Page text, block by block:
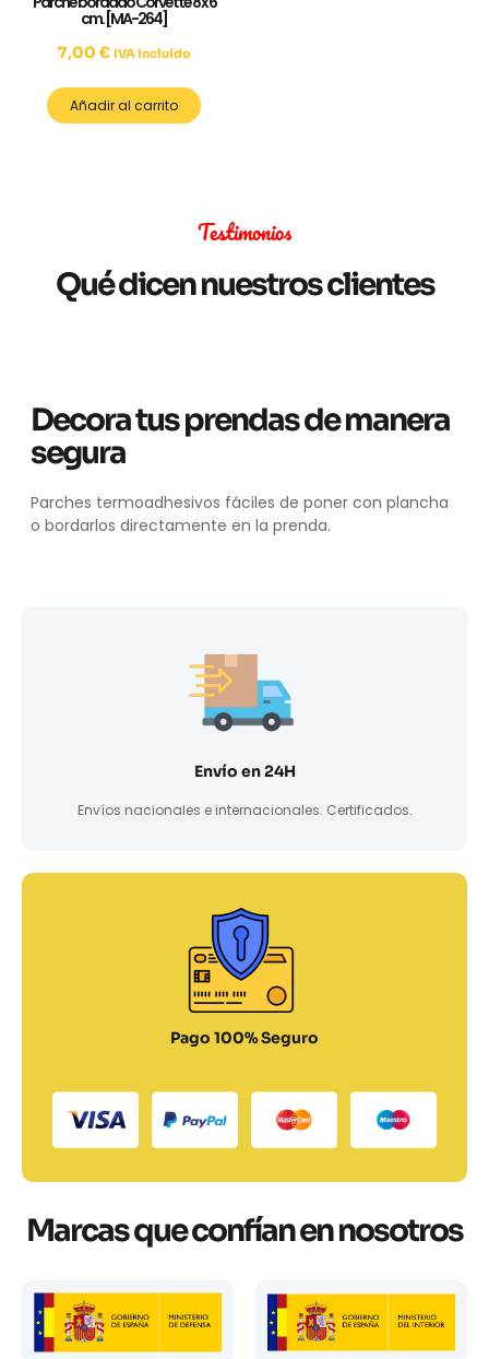
cm. [MA-264]
7,00 € IVA incluído
Añadir al carrito
Testimonios
Qué dicen nuestros clientes
Decora tus prendas de manera
segura
Parches termoadhesivos fáciles de poner con plancha
o bordarlos directamente en la prenda.
Envío en 24H
Envíos nacionales e internacionales. Certificados.
Pago 100% Seguro
Marcas que confían en nosotros